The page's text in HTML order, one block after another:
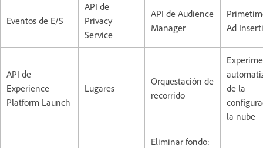
Eventos de E/S
API de
Privacy
Service
API de Audience
Manager
Ad
API de
Experience
Platform Launch
Lugares
Orquestación de
recorrido
de la
la nube
Eliminar fondo: